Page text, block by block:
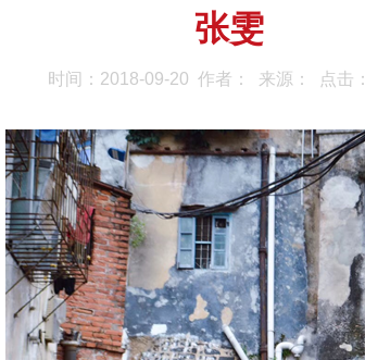
张雯
时间：2018-09-20 作者： 来源： 点击：